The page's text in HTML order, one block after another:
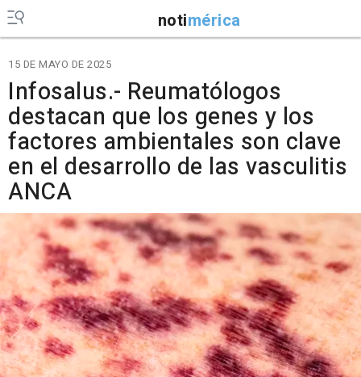
notimérica
15 DE MAYO DE 2025
Infosalus.- Reumatólogos
destacan que los genes y los
factores ambientales son clave
en el desarrollo de las vasculitis
ANCA